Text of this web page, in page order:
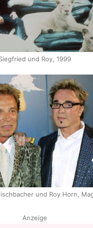
und Roy, 1999
und Roy Horn,
Anzeige